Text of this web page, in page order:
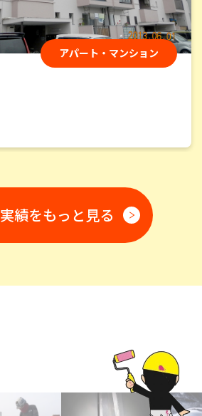
願いしました。見積りから完成ま
とのできる会社です。もちろん、仕
います。
外壁塗装をお願いしました。見積り
対応も誠実で、日々の作業工程も
アパート・マンション
績をもっと見る